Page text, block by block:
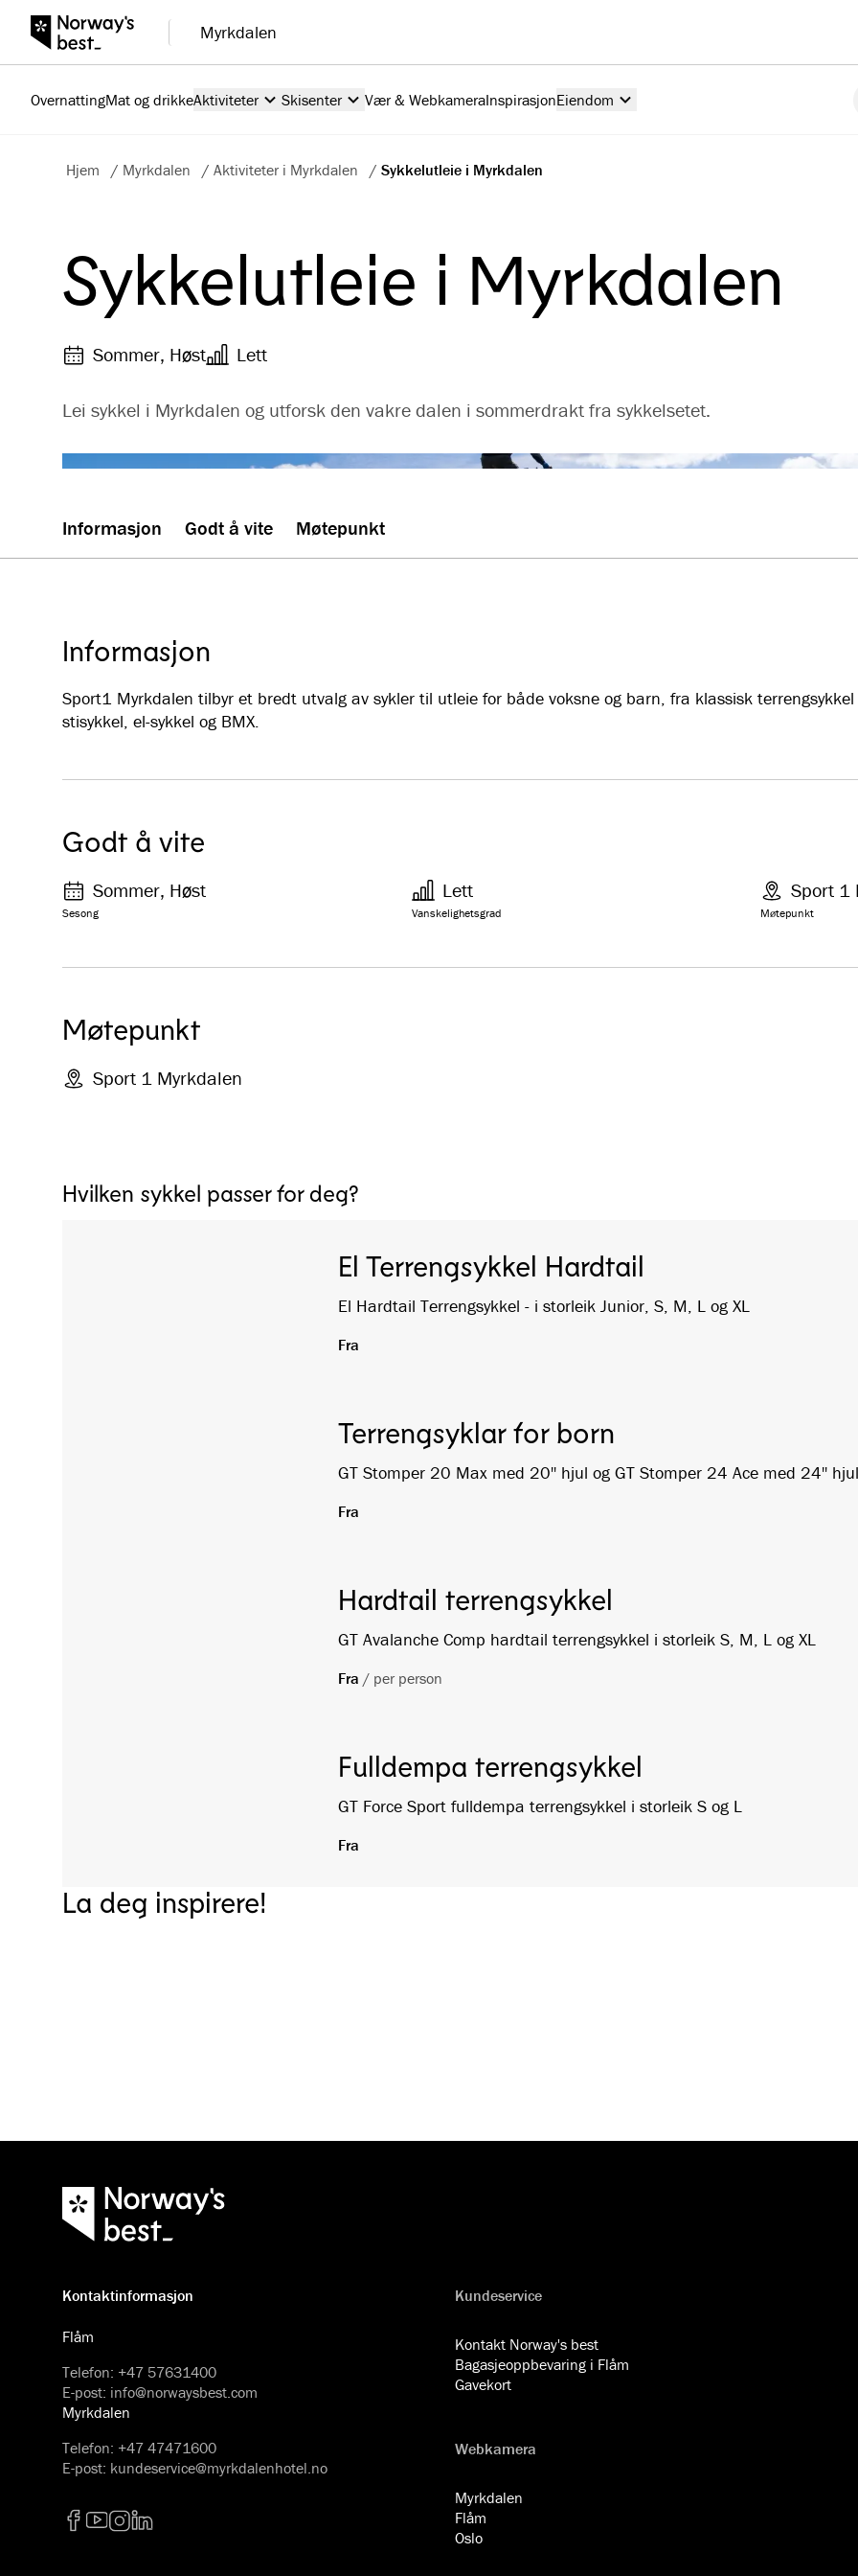
Myrkdalen
OvernattingMat og drikkeAktiviteter Skisenter Vær & WebkameraInspirasjonEiendom
Hjem / Myrkdalen / Aktiviteter i Myrkdalen / Sykkelutleie i Myrkdalen
Sykkelutleie i Myrkdalen
Sommer, Høst Lett
Lei sykkel i Myrkdalen og utforsk den vakre dalen i sommerdrakt fra sykkelsetet.
Informasjon Godt å vite Møtepunkt
Informasjon
Sport1 Myrkdalen tilbyr et bredt utvalg av sykler til utleie for både voksne og barn, fra klassisk
stisykkel, el-sykkel og BMX.
Godt å vite
Sesong
Sommer, Høst
Vanskelighetsgrad
Lett
Møtepunkt
Sport 1
Møtepunkt
Sport 1 Myrkdalen
Hvilken sykkel passer for deg?
El Terrengsykkel Hardtail
El Hardtail Terrengsykkel - i storleik Junior, S, M, L og XL
Fra
Terrengsyklar for born
GT Stomper 20 Max med 20'' hjul og GT Stomper 24 Ace med 24'' hjul
Fra
Hardtail terrengsykkel
GT Avalanche Comp hardtail terrengsykkel i storleik S, M, L og XL
Fra / per person
Fulldempa terrengsykkel
GT Force Sport fulldempa terrengsykkel i storleik S og L
Fra
La deg inspirere!
Kontaktinformasjon
Flåm
Telefon: +47 57631400
E-post: info@norwaysbest.com
Myrkdalen
Telefon: +47 47471600
E-post: kundeservice@myrkdalenhotel.no
Kundeservice
Kontakt Norway's best
Bagasjeoppbevaring i Flåm
Gavekort
Webkamera
Myrkdalen
Flåm
Oslo